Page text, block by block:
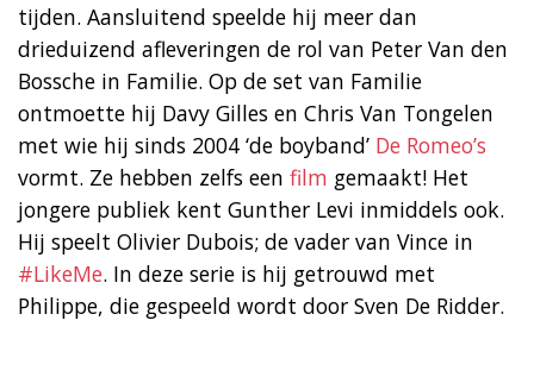
tijden. Aansluitend speelde hij meer dan
drieduizend afleveringen de rol van Peter Van den
Bossche in Familie. Op de set van Familie
ontmoette hij Davy Gilles en Chris Van Tongelen
met wie hij sinds 2004 ‘de boyband’ De Romeo’s
vormt. Ze hebben zelfs een film gemaakt! Het
jongere publiek kent Gunther Levi inmiddels ook.
Hij speelt Olivier Dubois; de vader van Vince in
#LikeMe. In deze serie is hij getrouwd met
Philippe, die gespeeld wordt door Sven De Ridder.